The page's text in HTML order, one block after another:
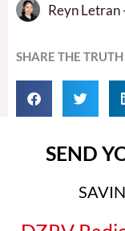
Reyn Letran
SHARE THE TRUTH
SEND